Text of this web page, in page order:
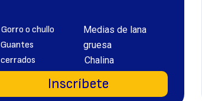
Gorro o chullo
Guantes
cerrados
Medias de lana
gruesa
Chalina
Inscríbete